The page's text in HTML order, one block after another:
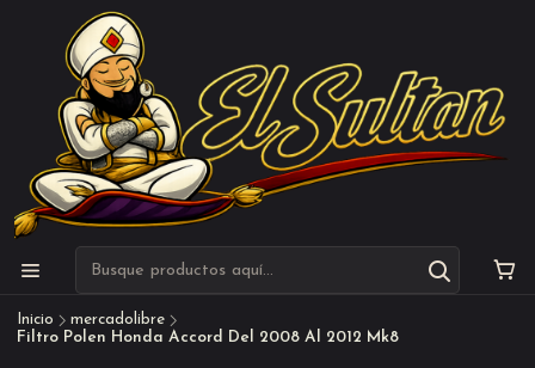
Inicio
mercadolibre
Filtro Polen Honda Accord Del 2008 Al 2012 Mk8